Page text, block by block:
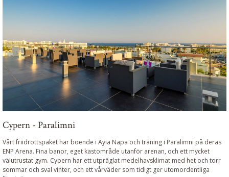
Cypern - Paralimni
Vårt friidrottspaket har boende i Ayia Napa och träning i Paralimni på deras
ENP Arena. Fina banor, eget kastområde utanför arenan, och ett mycket
välutrustat gym. Cypern har ett utpräglat medelhavsklimat med het och torr
sommar och sval vinter, och ett vårväder som tidigt ger utomordentliga